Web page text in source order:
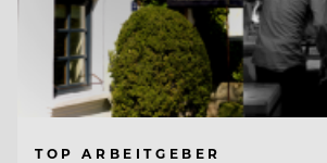
TOP ARBEITGEBER